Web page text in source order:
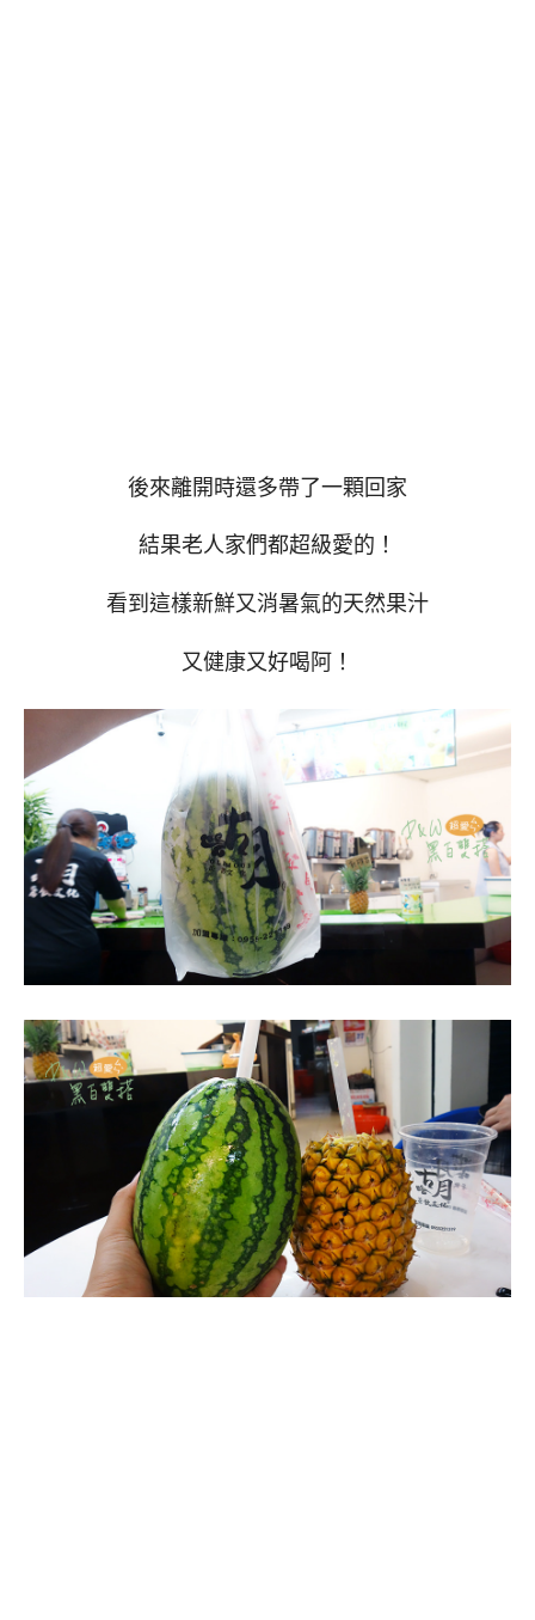
後來離開時還多帶了一顆回家
結果老人家們都超級愛的！
看到這樣新鮮又消暑氣的天然果汁
又健康又好喝阿！